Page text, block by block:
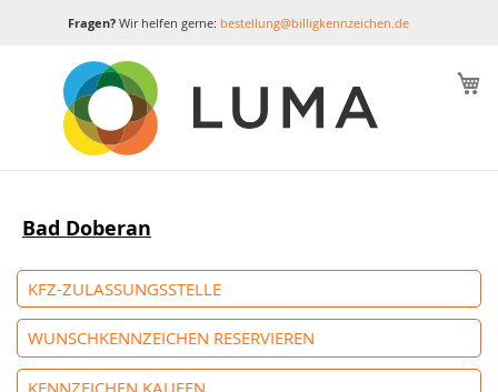
Fragen?Wir helfen gerne: bestellung@billigkennzeichen.de
Bad Doberan
KFZ-ZULASSUNGSSTELLE
WUNSCHKENNZEICHEN RESERVIEREN
KENNZEICHEN KAUFEN